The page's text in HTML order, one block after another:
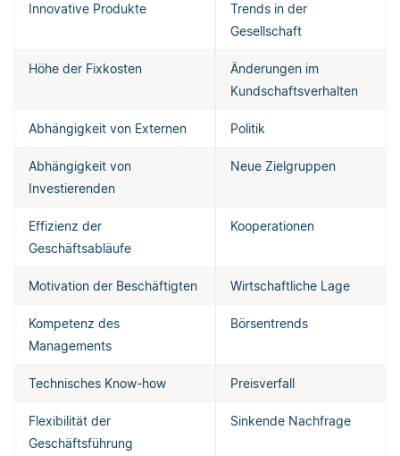
Innovative Produkte
Trends in der
Gesellschaft
Höhe der Fixkosten
Änderungen im
Kundschaftsverhalten
Abhängigkeit von Externen Politik
Abhängigkeit von
Investierenden
Neue Zielgruppen
Effizienz der
Geschäftsabläufe
Kooperationen
Motivation der Beschäftigten Wirtschaftliche Lage
Kompetenz des
Managements
Börsentrends
Technisches Know-how Preisverfall
Flexibilität der
Geschäftsführung
Sinkende Nachfrage